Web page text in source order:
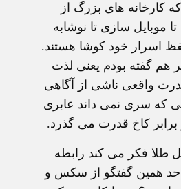
کارخانه های بزرگ از
موبايل سازی تا نوشابه
اسرار خود کوشا هستند.
هم گفته بودم يعنی لذت
واقعی ناشی از آگاهی
سری نمی داند عابری
برابر کاخ قدرت می گذرد.
طلا فکر می کند رابطه
حد همين گفتگو از سکس و